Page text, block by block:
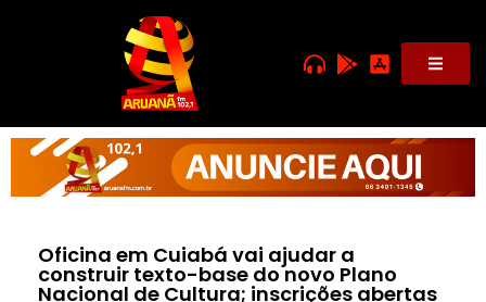
Oficina em Cuiabá vai ajudar a
construir texto-base do novo Plano
Nacional de Cultura; inscrições abertas